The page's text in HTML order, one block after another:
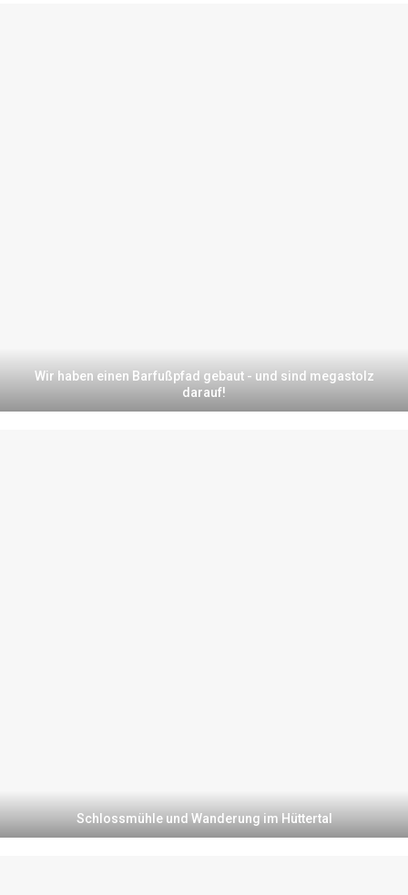
Wir haben einen Barfußpfad gebaut - und sind megastolz
darauf!
Schlossmühle und Wanderung im Hüttertal